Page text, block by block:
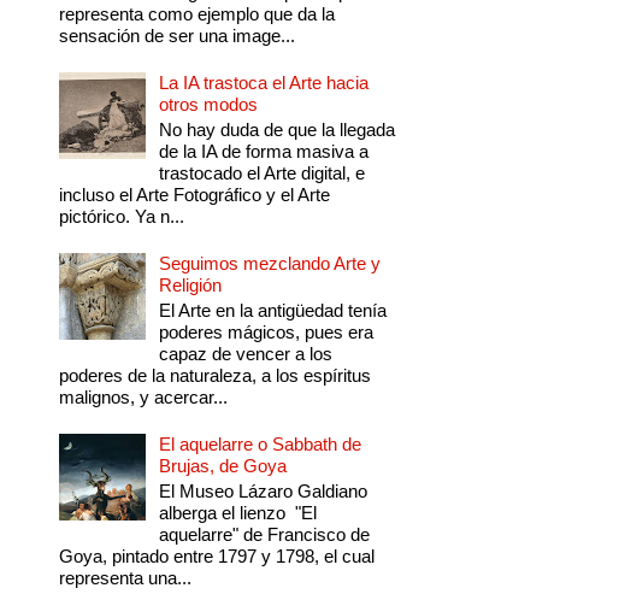
representa como ejemplo que da la
sensación de ser una image...
La IA trastoca el Arte hacia
otros modos
No hay duda de que la llegada
de la IA de forma masiva a
trastocado el Arte digital, e
incluso el Arte Fotográfico y el Arte
pictórico. Ya n...
Seguimos mezclando Arte y
Religión
El Arte en la antigüedad tenía
poderes mágicos, pues era
capaz de vencer a los
poderes de la naturaleza, a los espíritus
malignos, y acercar...
El aquelarre o Sabbath de
Brujas, de Goya
El Museo Lázaro Galdiano
alberga el lienzo "El
aquelarre" de Francisco de
Goya, pintado entre 1797 y 1798, el cual
representa una...